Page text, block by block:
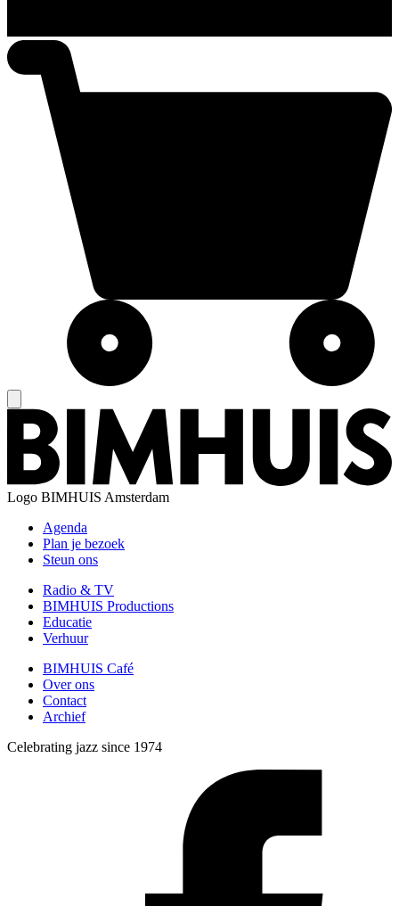
Logo BIMHUIS Amsterdam
Agenda
Plan je bezoek
Steun ons
Radio & TV
BIMHUIS Productions
Educatie
Verhuur
BIMHUIS Café
Over ons
Contact
Archief
Celebrating jazz since 1974